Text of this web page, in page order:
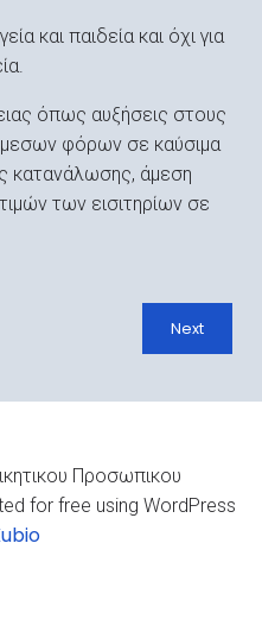
και παιδεία και όχι για
όπως αυξήσεις στους
φόρων σε καύσιμα
κατανάλωσης, άμεση
των εισιτηρίων σε
Next
Προσωπικου
for free using WordPress